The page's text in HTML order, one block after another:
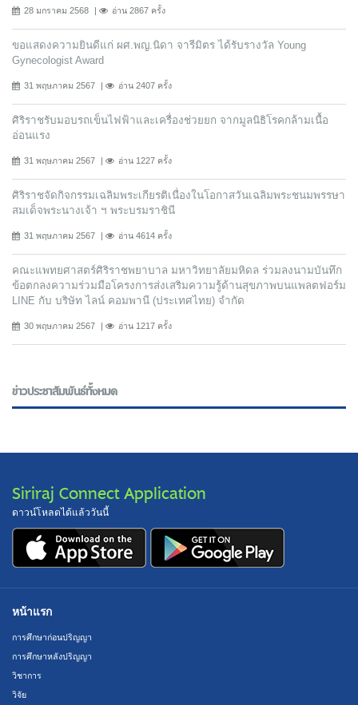
28 มกราคม 2568 อ่าน 2867 ครั้ง
ขอแสดงความยินดีแก่ ผศ.พญ.นิดา จารีมิตร ได้รับรางวัล Young
Gynecologist Award
31 พฤษภาคม 2567 อ่าน 2407 ครั้ง
ศิริราชรับมอบรถเข็นไฟฟ้าและเครื่องช่วยยก จากมูลนิธิโรคกล้ามเนื้อ
อ่อนแรง
31 พฤษภาคม 2567 อ่าน 1227 ครั้ง
ศิริราชจัดกิจกรรมเฉลิมพระเกียรติเนื่องในโอกาสวันเฉลิมพระชนมพรรษา
สมเด็จพระนางเจ้า ฯ พระบรมราชินี
31 พฤษภาคม 2567 อ่าน 4614 ครั้ง
คณะแพทยศาสตร์ศิริราชพยาบาล มหาวิทยาลัยมหิดล ร่วมลงนามบันทึก
ข้อตกลงความร่วมมือโครงการส่งเสริมความรู้ด้านสุขภาพบนแพลตฟอร์ม
LINE กับ บริษัท ไลน์ คอมพานี (ประเทศไทย) จํากัด
30 พฤษภาคม 2567 อ่าน 1217 ครั้ง
ข่าวประชาสัมพันธ์ทั้งหมด
Siriraj Connect Application
ดาวน์โหลดได้แล้ววันนี้
หน้าแรก
การศึกษาก่อนปริญญา
การศึกษาหลังปริญญา
วิชาการ
วิจัย